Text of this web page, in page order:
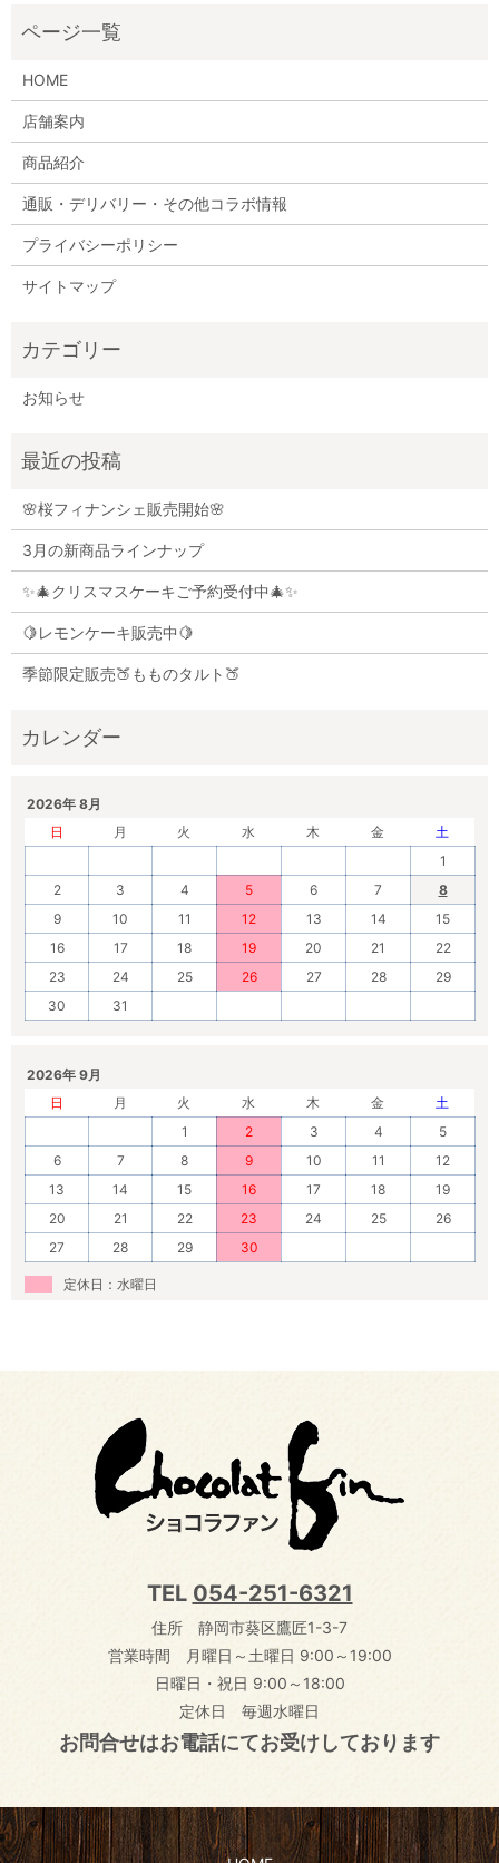
HOME
店舗案内
商品紹介
通販・デリバリー・その他コラボ情報
プライバシーポリシー
サイトマップ
お知らせ
🌸桜フィナンシェ販売開始🌸
3月の新商品ラインナップ
✨🎄クリスマスケーキご予約受付中🎄✨
🍋レモンケーキ販売中🍋
季節限定販売🍑もものタルト🍑
2026年 8月
日
月 火 水 木 金
土
1
2
3 4 5 6 7
8
9
10 11 12 13 14
15
16
17 18 19 20 21
22
23
24 25 26 27 28
29
30
31
2026年 9月
日
月 火 水 木 金
土
1
2 3 4
5
6
7 8 9 10 11
12
13
14 15 16 17 18
19
20
21 22 23 24 25
26
27
28 29 30
定休日：水曜日
TEL 054-251-6321
住所 静岡市葵区鷹匠1-3-7
営業時間 月曜日～土曜日 9:00～19:00
日曜日・祝日 9:00～18:00
定休日 毎週水曜日
お問合せはお電話にてお受けしております